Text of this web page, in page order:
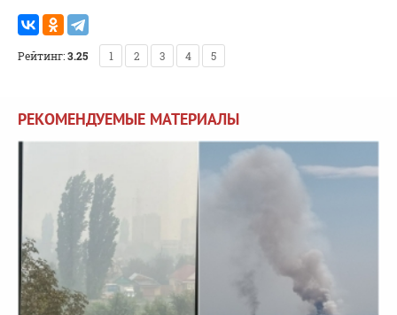
Рейтинг:3.25 1 2 3 4 5
РЕКОМЕНДУЕМЫЕ МАТЕРИАЛЫ